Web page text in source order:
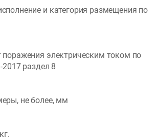
и категория размещения по
поражения электрическим током по
2017 раздел 8
не более, мм